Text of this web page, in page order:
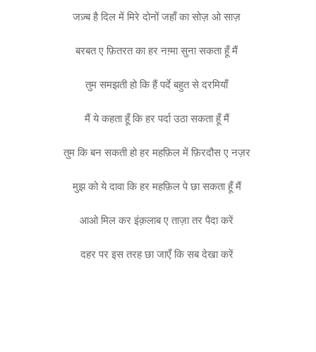
जज़्ब है दिल में मिरे दोनों जहाँ का सोज़ ओ साज़
बरबत ए फ़ितरत का हर नग़्मा सुना सकता हूँ मैं
तुम समझती हो कि हैं पर्दे बहुत से दरमियाँ
मैं ये कहता हूँ कि हर पर्दा उठा सकता हूँ मैं
तुम कि बन सकती हो हर महफ़िल में फ़िरदौस ए नज़र
मुझ को ये दावा कि हर महफ़िल पे छा सकता हूँ मैं
आओ मिल कर इंक़लाब ए ताज़ा तर पैदा करें
दहर पर इस तरह छा जाएँ कि सब देखा करें